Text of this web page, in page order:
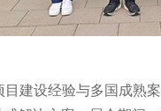
建设经验与多国成熟